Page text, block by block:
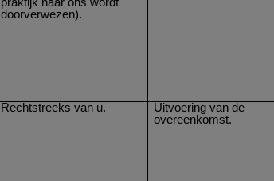
doorverwezen).
Rechtstreeks van u.
Uitvoering van de
overeenkomst.